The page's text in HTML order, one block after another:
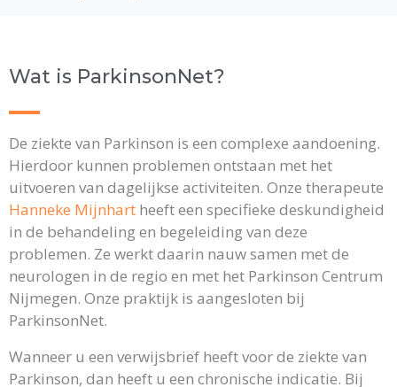
Wat is ParkinsonNet?
De ziekte van Parkinson is een complexe aandoening.
Hierdoor kunnen problemen ontstaan met het
uitvoeren van dagelijkse activiteiten. Onze therapeute
Hanneke Mijnhart heeft een specifieke deskundigheid
in de behandeling en begeleiding van deze
problemen. Ze werkt daarin nauw samen met de
neurologen in de regio en met het Parkinson Centrum
Nijmegen. Onze praktijk is aangesloten bij
ParkinsonNet.
Wanneer u een verwijsbrief heeft voor de ziekte van
Parkinson, dan heeft u een chronische indicatie. Bij